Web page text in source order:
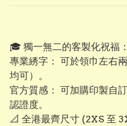
​🎓 獨一無二的客製化祝福：
專業綉字： 可於領巾左右
均可）。
官方質感： 可加購印製自
認證度。
​📐 全港最齊尺寸 (2XS 至